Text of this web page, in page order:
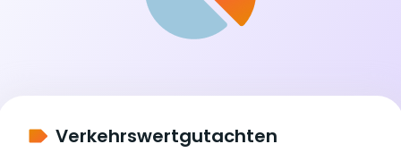
Verkehrswertgutachten